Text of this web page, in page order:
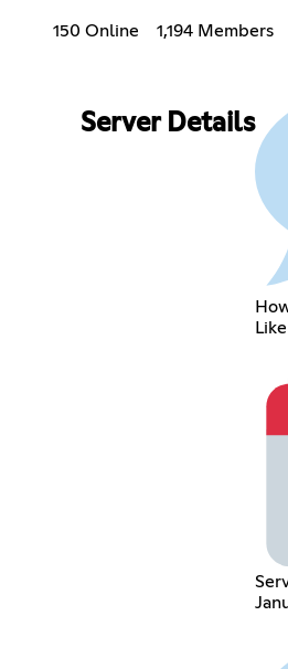
150 Online 1,194 Members
Server Details